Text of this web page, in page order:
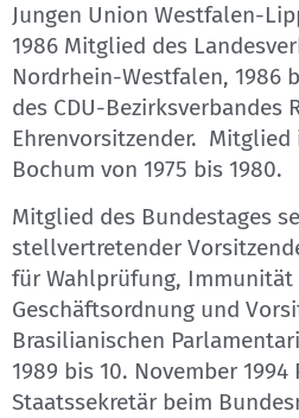
Jungen Union Westfalen-
1986 Mitglied des
Nordrhein-Westfalen, 1986
des CDU-Bezirksverbandes
Ehrenvorsitzender. Mitglied
Bochum von 1975 bis 1980.
Mitglied des Bundestages
stellvertretender
für Wahlprüfung, Immunität
Geschäftsordnung und
Brasilianischen
1989 bis 10. November
Staatssekretär beim